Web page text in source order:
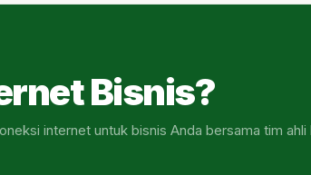
Bisnis?
internet untuk bisnis Anda bersama tim ahli